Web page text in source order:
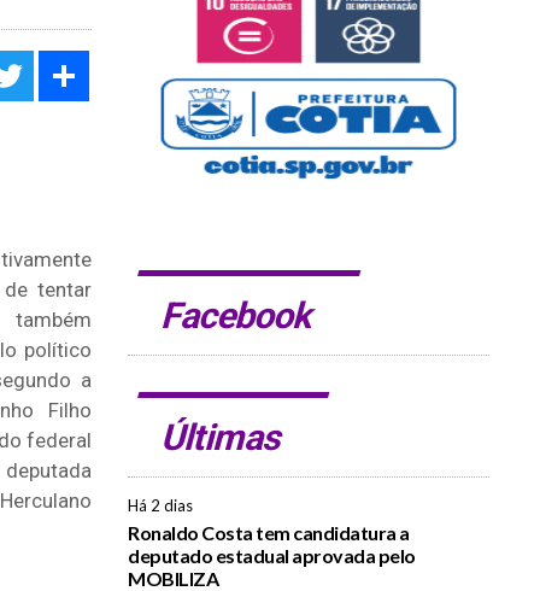
Twitter
tentar
também
político
a
Filho
federal
Facebook
Últimas
Há 2 dias
Ronaldo Costa tem candidatura a
deputado estadual aprovada pelo
MOBILIZA